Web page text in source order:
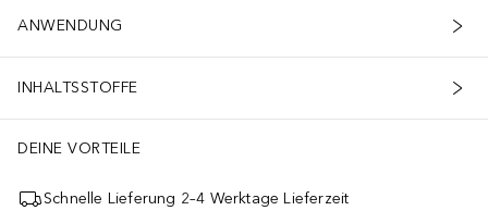
ANWENDUNG
INHALTSSTOFFE
DEINE VORTEILE
Schnelle Lieferung 2–4 Werktage Lieferzeit